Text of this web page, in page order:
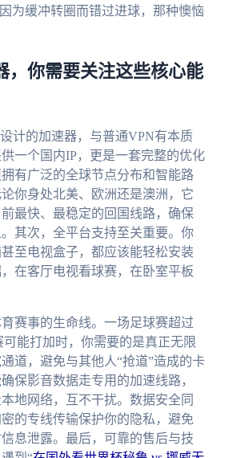
为缓冲转圈而错过进球，那种懊恼
，你需要关注这些核心能
计的加速器，与普通VPN有本质
一个国内IP，更是一套完整的优化
有广泛的全球节点分布和智能路
你身处北美、欧洲还是澳洲，它
最快、最稳定的回国线路，确保
其次，全平台支持至关重要。你
至电视盒子，都应该能轻松安装
在客厅电视看球赛，在卧室平板
赛事的生命线。一场足球赛超过
能打加时，你需要的是真正无限
道，避免与其他人“抢道”造成的卡
保影音数据走专用的加速线路，
地网络，互不干扰。数据安全同
的专线传输保护你的隐私，避免
息泄露。最后，可靠的售后与技